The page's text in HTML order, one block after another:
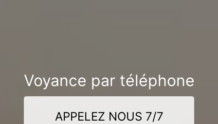
Voyance par téléphone
APPELEZ NOUS 7/7